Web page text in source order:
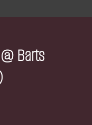
Barts